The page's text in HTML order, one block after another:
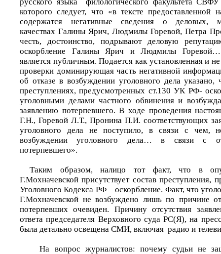
которого следует, что «в тексте предоставленной
содержатся негативные сведения о деловых,
качествах Галины Ярич, Людмилы Горевой, Петра
честь, достоинство, подрывают деловую
оскорбление Галины Ярич и Людмилы Горевой…
является публичным. Подается как установленная и
проверки доминирующая часть негативной
об отказе в возбуждении уголовного дела указано,
преступлениях, предусмотренных ст.130 УК РФ-
уголовными делами частного обвинения и
заявлению потерпевшего. В ходе проведения
Г.Н., Горевой Л.Т., Пронина П.И. соответствующих
уголовного дела не поступило, в связи с чем,
возбуждении уголовного дела… в связи с
потерпевшего».
Таким образом, налицо тот факт, что в
Г.Мохначевской присутствует состав преступления,
Уголовного Кодекса РФ – оскорбление. Факт, что
Г.Мохначевской не возбуждено лишь по причине
потерпевших очевиден. Причину отсутствия
ответа председателя Верховного суда РС(Я), на
была детально освещена СМИ, включая радио и
На вопрос журналистов: почему судьи не